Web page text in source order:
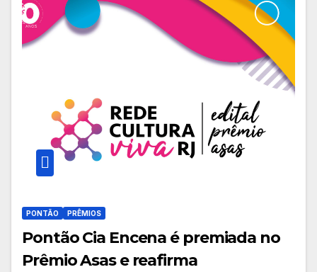
PONTÃO PRÊMIOS
Pontão Cia Encena é premiada no
Prêmio Asas e reafirma